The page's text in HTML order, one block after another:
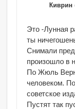
Киврин
Это -Лунная
ты
Снимали
произошло в
По Жюль
человеком.
советское
Пустят так